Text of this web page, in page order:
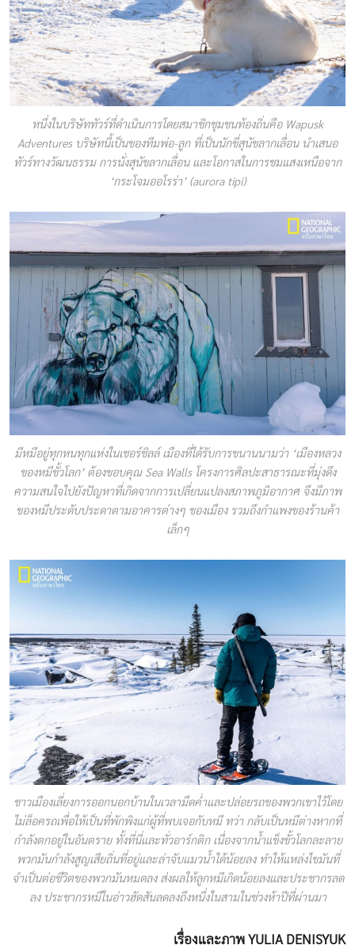
หนึ่งในบริษัททัวร์ที่ดำเนินการโดยสมาชิกชุมชนท้องถิ่นคือ Wapusk
Adventures บริษัทนี้เป็นของทีมพ่อ-ลูก ที่เป็นนักขี่สุนัขลากเลื่อน นำเสนอ
ทัวร์ทางวัฒนธรรม การนั่งสุนัขลากเลื่อน และโอกาสในการชมแสงเหนือจาก
‘กระโจมออโรร่า’ (aurora tipi)
มีหมีอยู่ทุกหนทุกแห่งในเชอร์ชิลล์ เมืองที่ได้รับการขนานนามว่า ‘เมืองหลวง
ของหมีขั้วโลก’ ต้องขอบคุณ Sea Walls โครงการศิลปะสาธารณะที่มุ่งดึง
ความสนใจไปยังปัญหาที่เกิดจากการเปลี่ยนแปลงสภาพภูมิอากาศ จึงมีภาพ
ของหมีประดับประดาตามอาคารต่างๆ ของเมือง รวมถึงกำแพงของร้านค้า
เล็กๆ
ชาวเมืองเลี่ยงการออกนอกบ้านในเวลามืดค่ำและปล่อยรถของพวกเขาไว้โดย
ไม่ล็อครถเพื่อให้เป็นที่พักพิงแก่ผู้ที่พบเจอกับหมี ทว่า กลับเป็นหมีต่างหากที่
กำลังตกอยู่ในอันตราย ทั้งที่นี่และทั่วอาร์กติก เนื่องจากน้ำแข็งขั้วโลกละลาย
พวกมันกำลังสูญเสียถิ่นที่อยู่และล่าจับแมวน้ำได้น้อยลง ทำให้แหล่งไขมันที่
จำเป็นต่อชีวิตของพวกมันหมดลง ส่งผลให้ลูกหมีเกิดน้อยลงและประชากรลด
ลง ประชากรหมีในอ่าวฮัดสันลดลงถึงหนึ่งในสามในช่วงห้าปีที่ผ่านมา
เรื่องและภาพ YULIA DENISYUK